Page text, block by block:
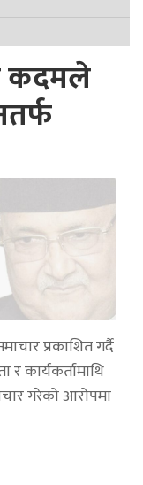
कदमले
प्रकाशित गर्दै
र कार्यकर्तामाथि
गरेको आरोपमा